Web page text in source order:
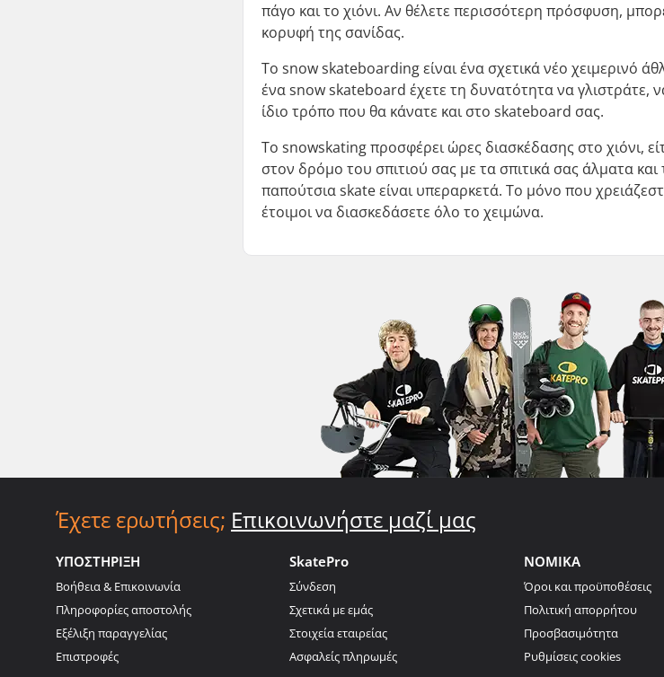
πάγο και το χιόνι. Αν θέλετε περισσότερη πρόσφυση,
κορυφή της σανίδας.
Το snow skateboarding είναι ένα σχετικά νέο χειμερινό
ένα snow skateboard έχετε τη δυνατότητα να γλιστράτε,
ίδιο τρόπο που θα κάνατε και στο skateboard σας.
Το snowskating προσφέρει ώρες διασκέδασης στο χιόνι,
στον δρόμο του σπιτιού σας με τα σπιτικά σας άλματα
παπούτσια skate είναι υπεραρκετά. Το μόνο που
έτοιμοι να διασκεδάσετε όλο το χειμώνα.
Έχετε ερωτήσεις; Επικοινωνήστε μαζί μας
ΥΠΟΣΤΗΡΙΞΗ
Βοήθεια & Επικοινωνία
Πληροφορίες αποστολής
Εξέλιξη παραγγελίας
Επιστροφές
SkatePro
Σύνδεση
Σχετικά με εμάς
Στοιχεία εταιρείας
Ασφαλείς πληρωμές
ΝΟΜΙΚΑ
Όροι και προϋποθέσεις
Πολιτική απορρήτου
Προσβασιμότητα
Ρυθμίσεις cookies